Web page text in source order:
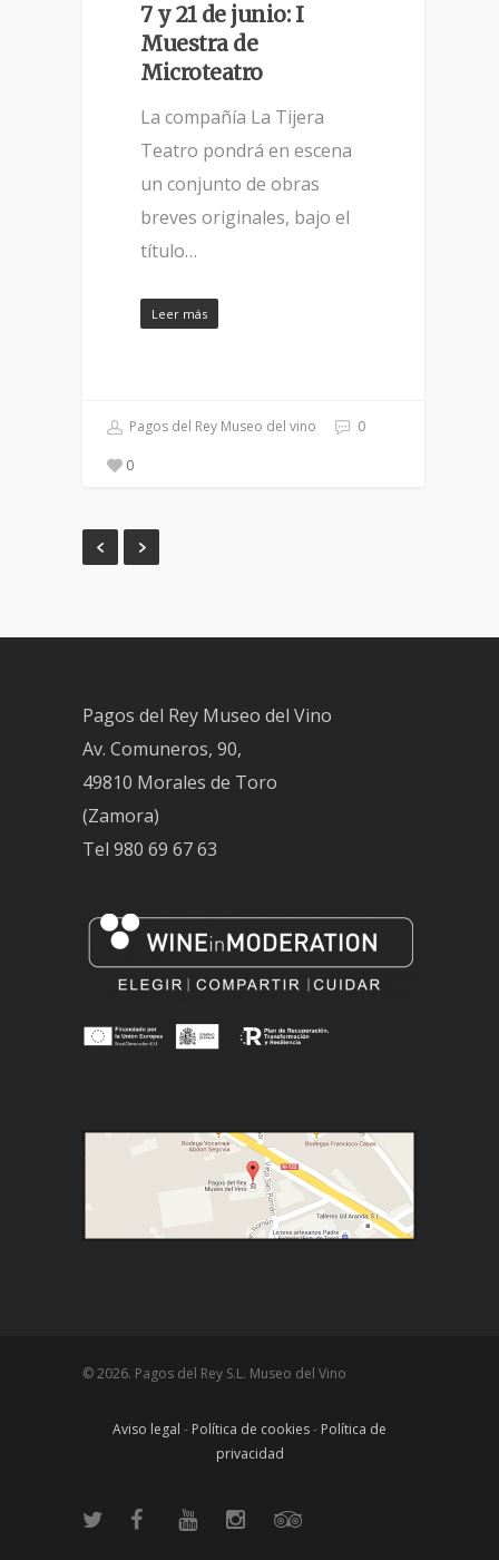
7 y 21 de junio: I
Muestra de
Microteatro
La compañía La Tijera
Teatro pondrá en escena
un conjunto de obras
breves originales, bajo el
título…
Leer más
Pagos del Rey Museo del vino 0
0
Pagos del Rey Museo del Vino
Av. Comuneros, 90,
49810 Morales de Toro
(Zamora)
Tel 980 69 67 63
© 2026. Pagos del Rey S.L. Museo del Vino
Aviso legal - Política de cookies- Política de
privacidad